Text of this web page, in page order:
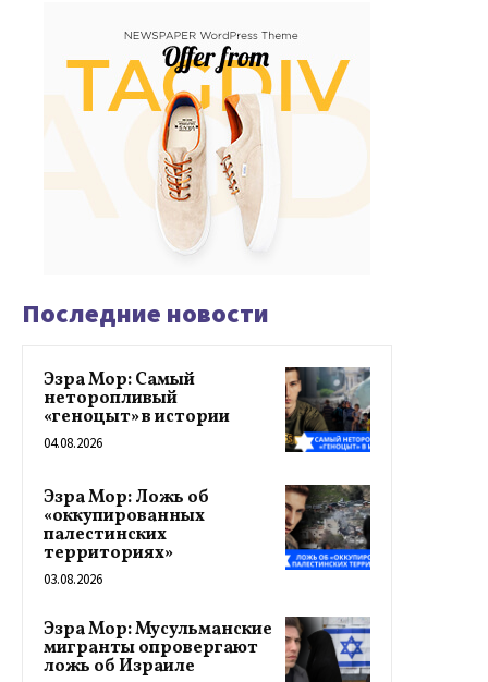
Последние новости
Эзра Мор: Самый
неторопливый
«геноцыт» в истории
04.08.2026
Эзра Мор: Ложь об
«оккупированных
палестинских
территориях»
03.08.2026
Эзра Мор: Мусульманские
мигранты опровергают
ложь об Израиле